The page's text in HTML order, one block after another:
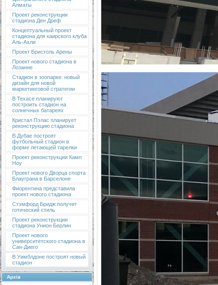
Алматы
Проект реконструкции
стадиона Ден Дреф
Концептуальный проект
стадиона для каирского клуба
Аль-Ахли
Проект Бристоль Арены
Проект нового стадиона в
Лозанне
Стадион в зоопарке: новый
дизайн для новой
маркетинговой стратегии
В Техасе планируют
построить стадион на
солнечных батареях
Кристал Пэлас планирует
реконструкцию стадиона
В Дубае построят
футбольный стадион в
форме летающей тарелки
Проект реконструкции Камп
Ноу
Проект нового Дворца спорта
Блауграна в Барселоне
Фиорентина представила
проект нового стадиона
Стэмфорд Бридж получит
готический стиль
Проект реконструкции
стадиона Унион Берлин
Проект нового
университетского стадиона в
Сан-Диего
В Уимблдоне построят новый
стадион
Архів